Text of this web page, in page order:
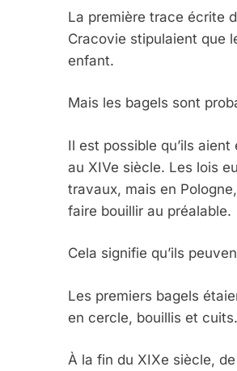
La première trace écrite
Cracovie stipulaient que
enfant.
Mais les bagels sont
Il est possible qu’ils
au XIVe siècle. Les lois
travaux, mais en
faire bouillir au préalable.
Cela signifie qu’ils
Les premiers bagels
en cercle, bouillis et
À la fin du XIXe siècle,